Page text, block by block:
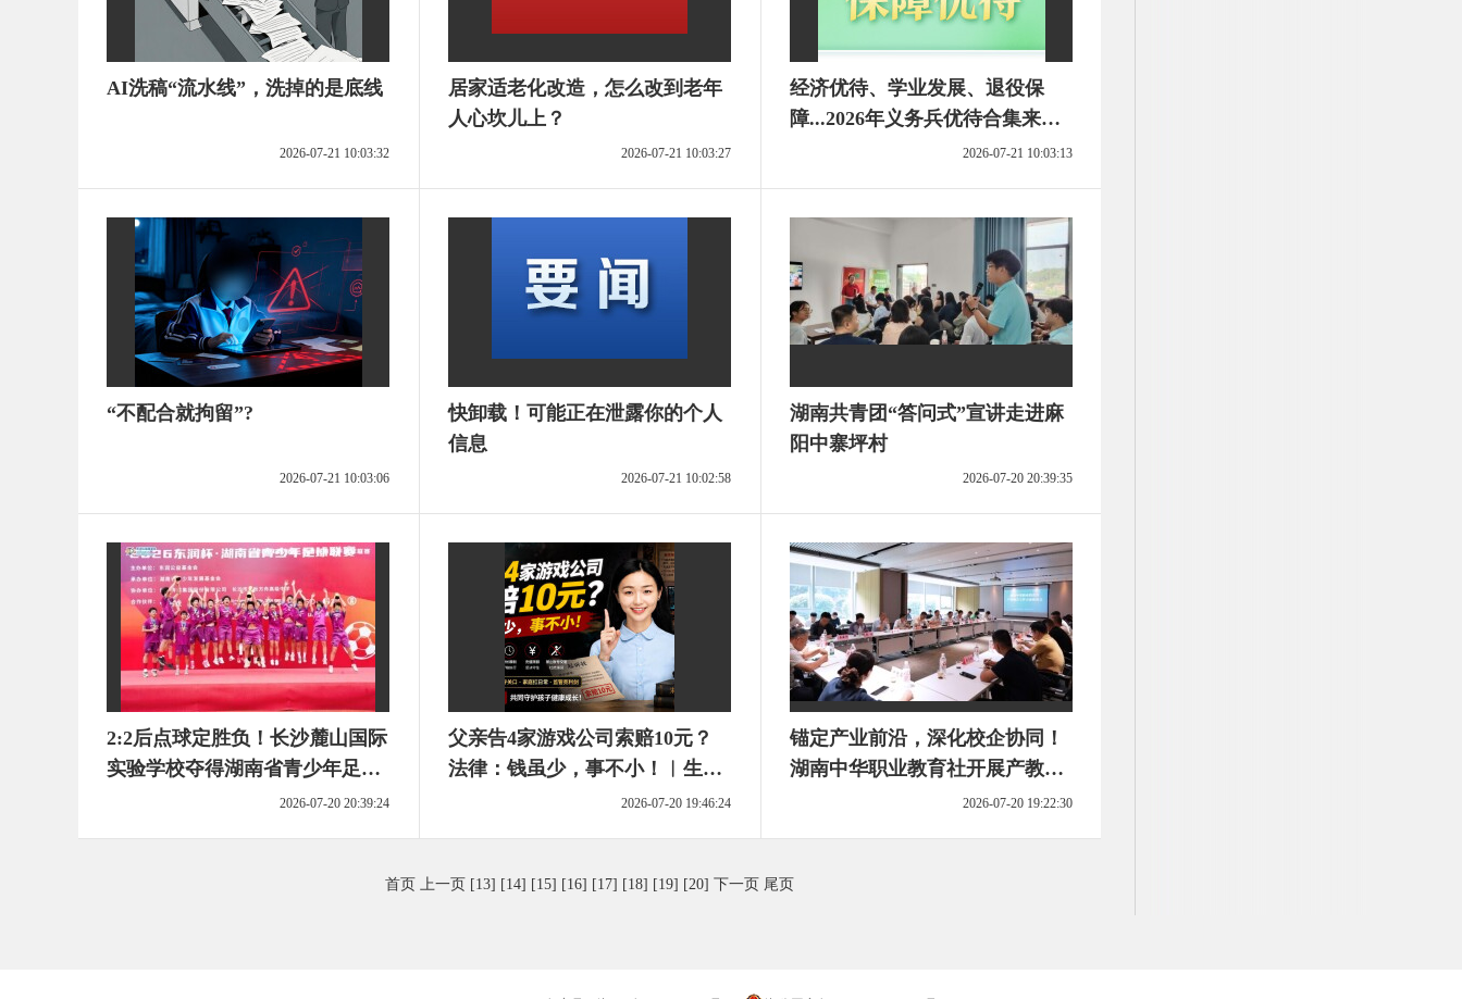
AI洗稿“流水线”，洗掉的是底线
2026-07-21 10:03:32
居家适老化改造，怎么改到老年
人心坎儿上？
2026-07-21 10:03:27
经济优待、学业发展、退役保
障...2026年义务兵优待合集来
2026-07-21 10:03:13
“不配合就拘留”?
2026-07-21 10:03:06
快卸载！可能正在泄露你的个人
信息
2026-07-21 10:02:58
湖南共青团“答问式”宣讲走进麻
阳中寨坪村
2026-07-20 20:39:35
2:2后点球定胜负！长沙麓山国际
实验学校夺得湖南省青少年足球
2026-07-20 20:39:24
父亲告4家游戏公司索赔10元？
法律：钱虽少，事不小！︱生活
2026-07-20 19:46:24
锚定产业前沿，深化校企协同！
湖南中华职业教育社开展产教融
2026-07-20 19:22:30
首页 上一页 [13] [14] [15] [16] [17] [18] [19] [20] 下一页 尾页